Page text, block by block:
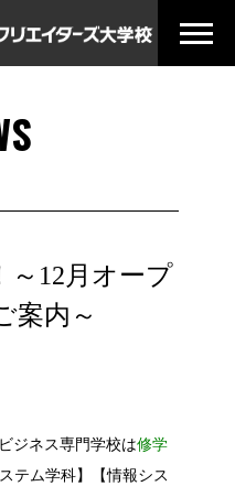
～12月オープ
案内～
ジネス専門学校は修学
テム学科】【情報シス